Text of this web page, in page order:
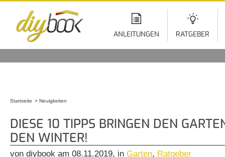
ANLEITUNGEN RATGEBER
Startseite Neuigkeiten
DIESE 10 TIPPS BRINGEN DEN
DEN WINTER!
von diybook am 08.11.2019, in Garten, Ratgeber